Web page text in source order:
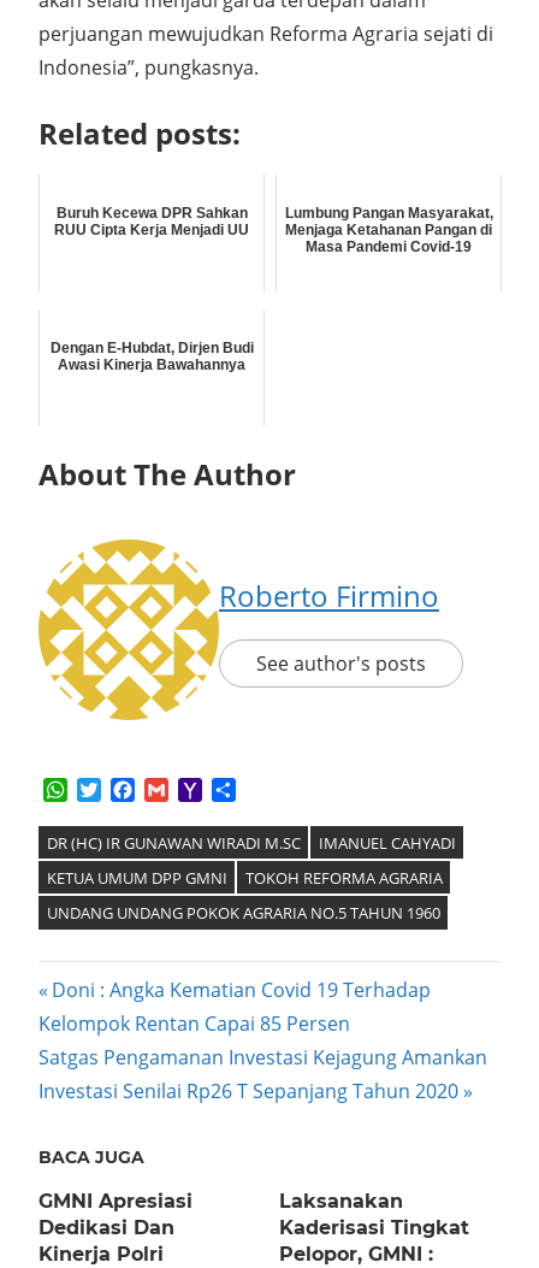
perjuangan mewujudkan Reforma Agraria sejati di
Indonesia”, pungkasnya.
Related posts:
Buruh Kecewa DPR Sahkan
RUU Cipta Kerja Menjadi UU
Lumbung Pangan Masyarakat,
Menjaga Ketahanan Pangan di
Masa Pandemi Covid-19
Dengan E-Hubdat, Dirjen Budi
Awasi Kinerja Bawahannya
About The Author
Roberto Firmino
See author's posts
WhatsApp
TwitterFacebook
GmailYahoo
DR (HC) IR GUNAWAN WIRADI M.SC
IMANUEL CAHYADI
KETUA UMUM DPP GMNI
TOKOH REFORMA AGRARIA
UNDANG UNDANG POKOK AGRARIA NO.5 TAHUN 1960
Post
navigation
Previous
Post:
Doni : Angka Kematian Covid 19 Terhadap
Kelompok Rentan Capai 85 Persen
Next
Post:
Satgas Pengamanan Investasi Kejagung Amankan
Investasi Senilai Rp26 T Sepanjang Tahun 2020
BACA JUGA
GMNI Apresiasi
Dedikasi Dan
Kinerja Polri
Laksanakan
Kaderisasi Tingkat
Pelopor, GMNI :